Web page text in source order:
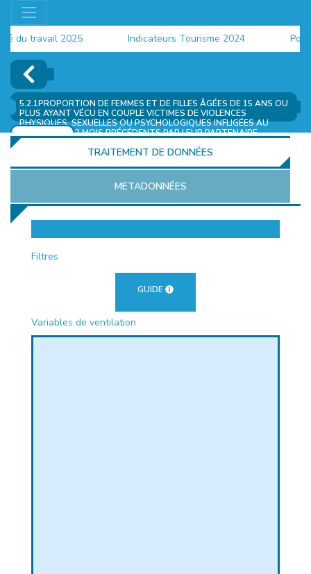
travail 2025 Indicateurs Tourisme 2024
5.2.1PROPORTION DE FEMMES ET DE FILLES ÂGÉES DE 15 ANS OU
PLUS AYANT VÉCU EN COUPLE VICTIMES DE VIOLENCES
PHYSIQUES, SEXUELLES OU PSYCHOLOGIQUES INFLIGÉES AU
COURS DES 12 MOIS PRÉCÉDENTS PAR LEUR PARTENAIRE
ACTUEL OU UN ANCIEN PARTENAIRE, PAR MILIEU
AJOUTER
TRAITEMENT DE DONNÉES
METADONNÉES
Filtres
GUIDE
Variables de ventilation